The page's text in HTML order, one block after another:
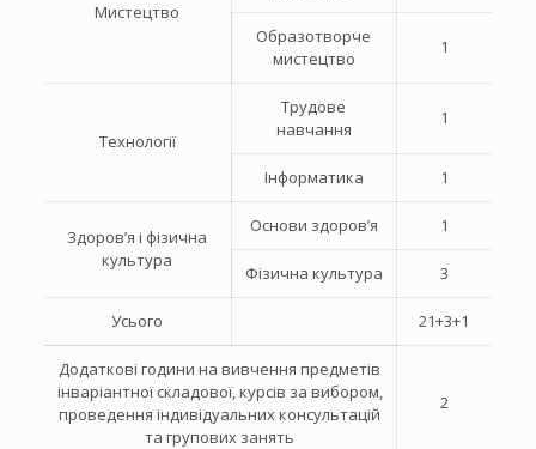
Мистецтво
Образотворче
мистецтво
1
Технології
Трудове
навчання
1
Інформатика 1
Здоров’я і фізична
культура
Основи здоров’я 1
Фізична культура 3
Усього 21+3+1
Додаткові години на вивчення предметів
інваріантної складової, курсів за вибором,
проведення індивідуальних консультацій
та групових занять
2